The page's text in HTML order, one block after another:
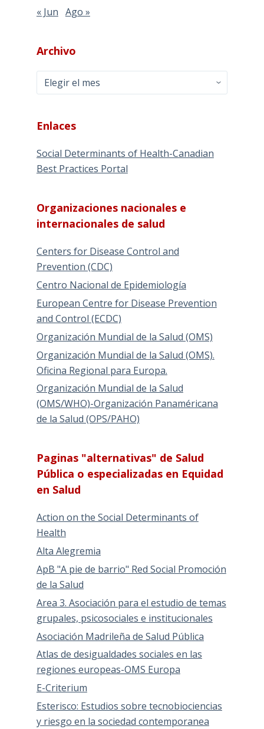
« Jun Ago »
Archivo
Archivo
Enlaces
Social Determinants of Health-Canadian
Best Practices Portal
Organizaciones nacionales e
internacionales de salud
Centers for Disease Control and
Prevention (CDC)
Centro Nacional de Epidemiología
European Centre for Disease Prevention
and Control (ECDC)
Organización Mundial de la Salud (OMS)
Organización Mundial de la Salud (OMS).
Oficina Regional para Europa.
Organización Mundial de la Salud
(OMS/WHO)-Organización Panaméricana
de la Salud (OPS/PAHO)
Paginas "alternativas" de Salud
Pública o especializadas en Equidad
en Salud
Action on the Social Determinants of
Health
Alta Alegremia
ApB "A pie de barrio" Red Social Promoción
de la Salud
Area 3. Asociación para el estudio de temas
grupales, psicosociales e institucionales
Asociación Madrileña de Salud Pública
Atlas de desigualdades sociales en las
regiones europeas-OMS Europa
E-Criterium
Esterisco: Estudios sobre tecnobiociencias
y riesgo en la sociedad contemporanea